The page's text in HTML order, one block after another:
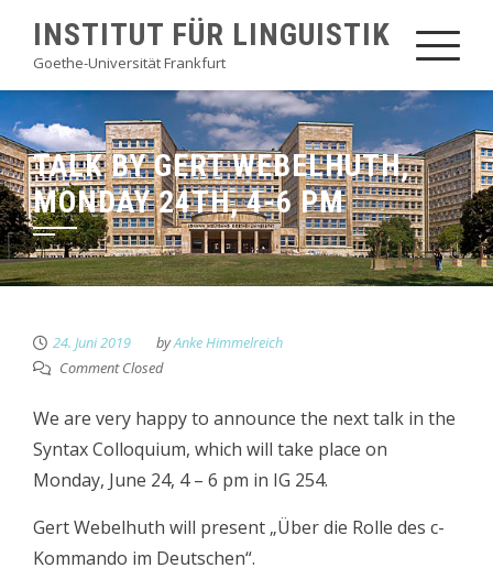
content
INSTITUT FÜR LINGUISTIK
Goethe-Universität Frankfurt
TALK BY GERT WEBELHUTH,
MONDAY 24TH, 4-6 PM
24. Juni 2019 byAnke Himmelreich
Comment Closed
We are very happy to announce the next talk in the
Syntax Colloquium, which will take place on
Monday, June 24, 4 – 6 pm in IG 254.
Gert Webelhuth will present „Über die Rolle des c-
Kommando im Deutschen“.